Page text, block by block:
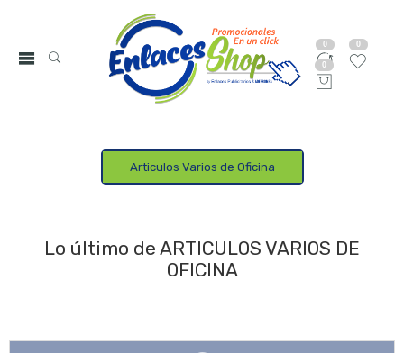
0 0
0
Articulos Varios de Oficina
Lo último de ARTICULOS VARIOS DE
OFICINA